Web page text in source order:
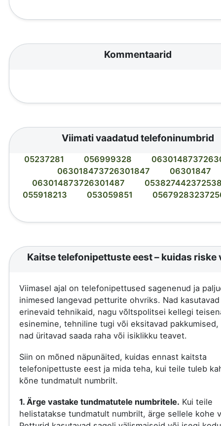
Kommentaarid
Viimati vaadatud telefoninumbrid
05237281 056999328
063018473726301847
06301847
063014873726301487
055918213
053059851
Kaitse telefonipettuste eest – kuidas riske
Viimasel ajal on telefonipettused sagenenud ja
inimesed langevad petturite ohvriks. Nad kasutavad
erinevaid tehnikaid, nagu võltspolitsei kellegi
esinemine, tehniline tugi või eksitavad pakkumised,
nad üritavad saada raha või isiklikku teavet.
Siin on mõned näpunäited, kuidas ennast kaitsta
telefonipettuste eest ja mida teha, kui teile tuleb
kõne tundmatult numbrilt.
1. Ärge vastake tundmatutele numbritele. Kui teile
helistatakse tundmatult numbrilt, ärge sellele kohe